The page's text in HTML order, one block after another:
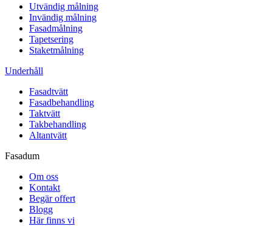
Utvändig målning
Invändig målning
Fasadmålning
Tapetsering
Staketmålning
Underhåll
Fasadtvätt
Fasadbehandling
Taktvätt
Takbehandling
Altantvätt
Fasadum
Om oss
Kontakt
Begär offert
Blogg
Här finns vi